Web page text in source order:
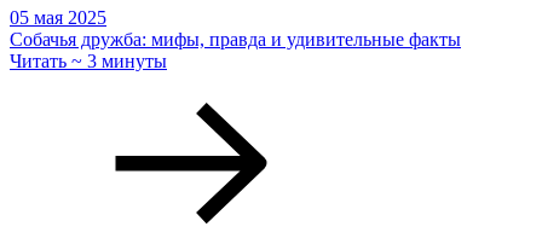
05 мая 2025
Собачья дружба: мифы, правда и удивительные факты
Читать ~ 3 минуты